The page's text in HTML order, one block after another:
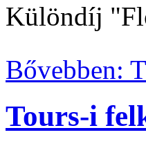
Különdíj
Bővebben:
Tours-i